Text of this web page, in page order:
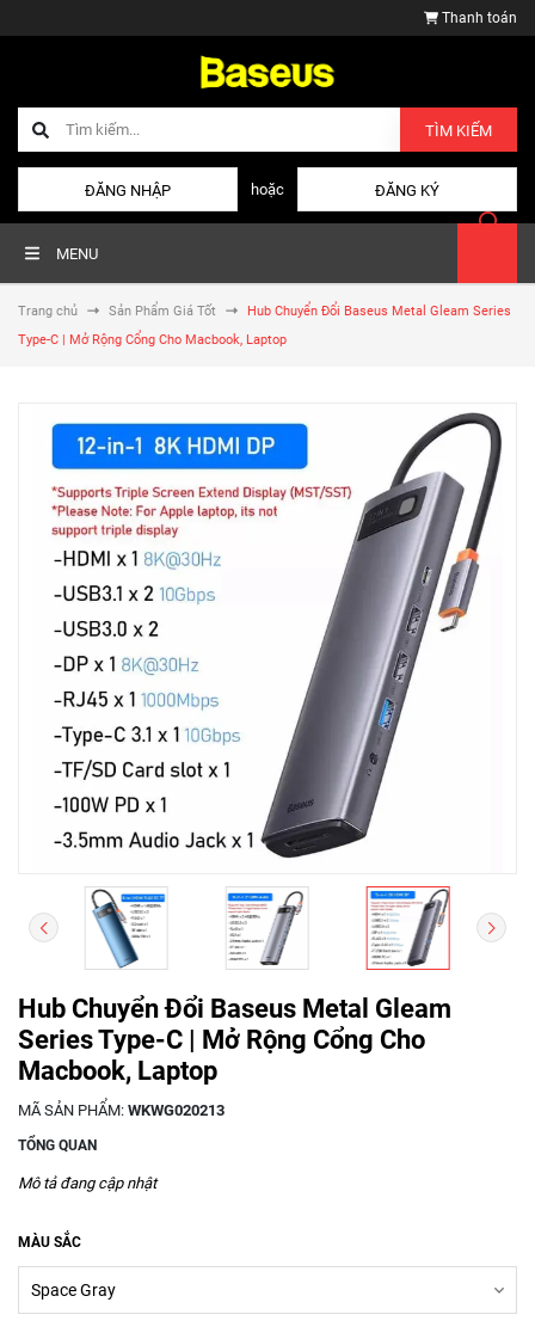
Thanh toán
TÌM KIẾM
ĐĂNG NHẬP hoặc ĐĂNG KÝ
MENU
Trang chủ Sản Phẩm Giá Tốt
Hub Chuyển Đổi Baseus Metal Gleam Series
Type-C | Mở Rộng Cổng Cho Macbook, Laptop
Hub Chuyển Đổi Baseus Metal Gleam
Series Type-C | Mở Rộng Cổng Cho
Macbook, Laptop
MÃ SẢN PHẨM: WKWG020213
TỔNG QUAN
Mô tả đang cập nhật
MÀU SẮC